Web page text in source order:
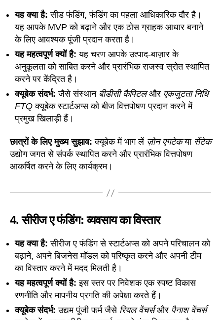
यह क्या है: सीड फंडिंग, फंडिंग का पहला आधिकारिक दौर है।
यह आपके MVP को बढ़ाने और एक ठोस ग्राहक आधार बनाने
के लिए आवश्यक पूंजी प्रदान करता है।
यह महत्वपूर्ण क्यों है: यह चरण आपके उत्पाद-बाज़ार के
अनुकूलता को साबित करने और प्रारंभिक राजस्व स्रोत स्थापित
करने पर केंद्रित है।
क्यूबेक संदर्भ: जैसे संस्थान बीडीसी कैपिटलऔर एकजुटता निधि
FTQ क्यूबेक स्टार्टअप्स को बीज वित्तपोषण प्रदान करने में
प्रमुख खिलाड़ी हैं।
छात्रों के लिए मुख्य सुझाव: क्यूबेक में भाग लें ज़ोन एगटेकया सेंटेक
उद्योग जगत से संपर्क स्थापित करने और प्रारंभिक वित्तपोषण
आकर्षित करने के लिए कार्यक्रम।
4.सीरीज ए फंडिंग: व्यवसाय का विस्तार
यह क्या है: सीरीज ए फंडिंग से स्टार्टअप्स को अपने परिचालन को
बढ़ाने, अपने बिजनेस मॉडल को परिष्कृत करने और अपनी टीम
का विस्तार करने में मदद मिलती है।
यह महत्वपूर्ण क्यों है: इस स्तर पर निवेशक एक स्पष्ट विकास
रणनीति और मापनीय प्रगति की अपेक्षा करते हैं।
क्यूबेक संदर्भ: उद्यम पूंजी फर्म जैसे रियल वेंचर्सऔर पैनाश वेंचर्स